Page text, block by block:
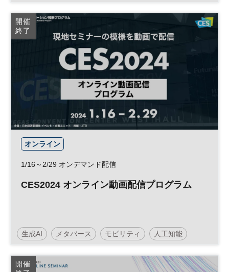
開催
終了
オンライン
1/16～2/29 オンデマンド配信
CES2024 オンライン動画配信プログラム
生成AI メタバース モビリティ 人工知能
テクノロジー CES
スタートアップ
開催